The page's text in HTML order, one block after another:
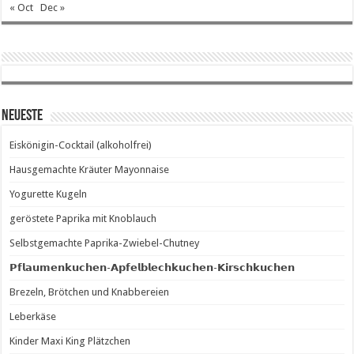
« Oct Dec »
Neueste
Eiskönigin-Cocktail (alkoholfrei)
Hausgemachte Kräuter Mayonnaise
Yogurette Kugeln
geröstete Paprika mit Knoblauch
Selbstgemachte Paprika-Zwiebel-Chutney
𝗣𝗳𝗹𝗮𝘂𝗺𝗲𝗻𝗸𝘂𝗰𝗵𝗲𝗻-𝗔𝗽𝗳𝗲𝗹𝗯𝗹𝗲𝗰𝗵𝗸𝘂𝗰𝗵𝗲𝗻-𝗞𝗶𝗿𝘀𝗰𝗵𝗸𝘂𝗰𝗵𝗲𝗻
Brezeln, Brötchen und Knabbereien
Leberkäse
Kinder Maxi King Plätzchen